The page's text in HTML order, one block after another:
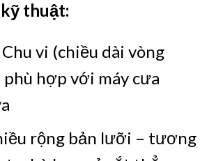
thuật:
vi (chiều dài vòng
hợp với máy cưa
rộng bản lưỡi – tương